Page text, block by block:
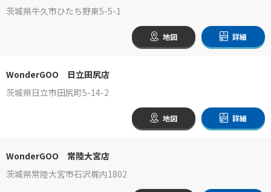
茨城県牛久市ひたち野東5-5-1
地図 詳細
WonderGOO 日立田尻店
茨城県日立市田尻町5-14-2
地図 詳細
WonderGOO 常陸大宮店
茨城県常陸大宮市石沢梶内1802